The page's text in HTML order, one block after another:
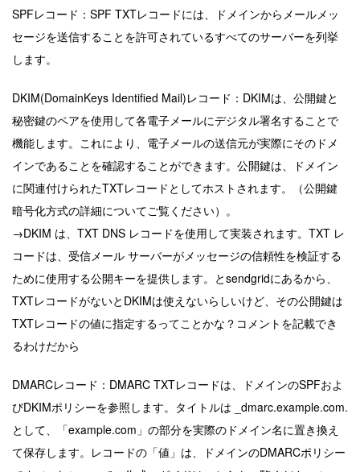
SPFレコード：SPF TXTレコードには、ドメインからメールメッ
セージを送信することを許可されているすべてのサーバーを列挙
します。
DKIM(DomainKeys Identified Mail)レコード：DKIMは、公開鍵と
秘密鍵のペアを使用して各電子メールにデジタル署名することで
機能します。これにより、電子メールの送信元が実際にそのドメ
インであることを確認することができます。公開鍵は、ドメイン
に関連付けられたTXTレコードとしてホストされます。（公開鍵
暗号化方式の詳細についてご覧ください）。
→DKIM は、TXT DNS レコードを使用して実装されます。TXT レ
コードは、受信メール サーバーがメッセージの信頼性を検証する
ために使用する公開キーを提供します。とsendgridにあるから、
TXTレコードがないとDKIMは使えないらしいけど、その公開鍵は
TXTレコードの値に指定するってことかな？コメントを記載でき
るわけだから
DMARCレコード：DMARC TXTレコードは、ドメインのSPFおよ
びDKIMポリシーを参照します。タイトルは _dmarc.example.com.
として、「example.com」の部分を実際のドメイン名に置き換え
て保存します。レコードの「値」は、ドメインのDMARCポリシー